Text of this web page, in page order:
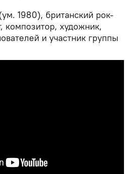
1980), британский рок-
композитор, художник,
и участник группы